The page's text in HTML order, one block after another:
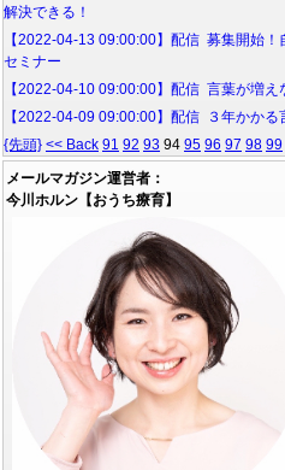
解決できる！
【2022-04-13 09:00:00】配信 募集開始
セミナー
【2022-04-10 09:00:00】配信 言葉が増え
【2022-04-09 09:00:00】配信 ３年かかる
{先頭} << Back 91 92 93 94 95 96 97 98 99
メールマガジン運営者：
今川ホルン【おうち療育】